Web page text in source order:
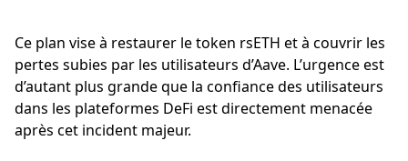
Ce plan vise à restaurer le token rsETH et à couvrir les
pertes subies par les utilisateurs d’Aave. L’urgence est
d’autant plus grande que la confiance des utilisateurs
dans les plateformes DeFi est directement menacée
après cet incident majeur.